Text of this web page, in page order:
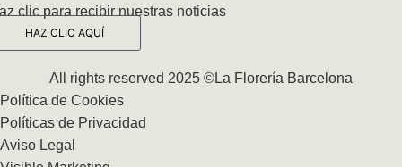
clic para recibir nuestras noticias
HAZ CLIC AQUÍ
All rights reserved 2025 ©La Florería Barcelona
Política de Cookies
Políticas de Privacidad
Aviso Legal